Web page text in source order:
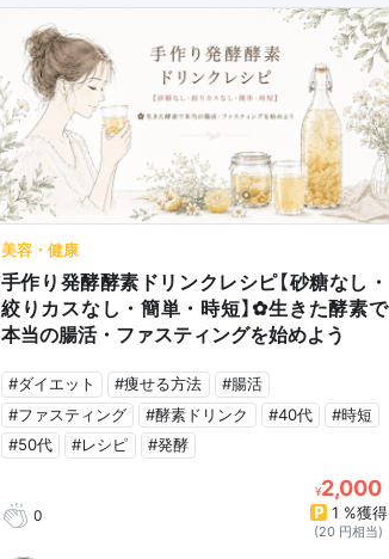
美容・健康
手作り発酵酵素ドリンクレシピ【砂糖なし・
絞りカスなし・簡単・時短】✿生きた酵素で
本当の腸活・ファスティングを始めよう
#ダイエット #痩せる方法
#腸活
#ファスティング
#酵素ドリンク #40代
#時短
#50代
#レシピ #発酵
0
¥2,000
1 %獲得
(20 円相当)